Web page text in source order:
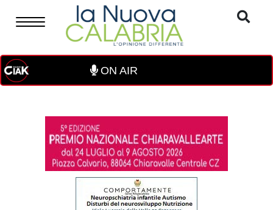
ON AIR